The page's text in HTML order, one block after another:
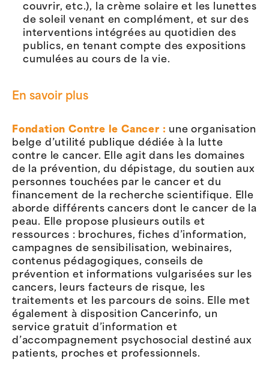
couvrir, etc.), la crème solaire et les lunettes
de soleil venant en complément, et sur des
interventions intégrées au quotidien des
publics, en tenant compte des expositions
cumulées au cours de la vie.
En savoir plus
Fondation Contre le Cancer : une organisation
belge d’utilité publique dédiée à la lutte
contre le cancer. Elle agit dans les domaines
de la prévention, du dépistage, du soutien aux
personnes touchées par le cancer et du
financement de la recherche scientifique. Elle
aborde différents cancers dont le cancer de la
peau. Elle propose plusieurs outils et
ressources : brochures, fiches d’information,
campagnes de sensibilisation, webinaires,
contenus pédagogiques, conseils de
prévention et informations vulgarisées sur les
cancers, leurs facteurs de risque, les
traitements et les parcours de soins. Elle met
également à disposition Cancerinfo, un
service gratuit d’information et
d’accompagnement psychosocial destiné aux
patients, proches et professionnels.